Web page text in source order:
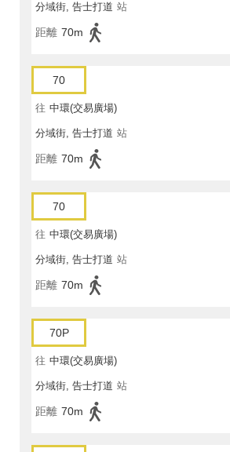
分域街, 告士打道 站
距離 70m
70
往 中環(交易廣場)
分域街, 告士打道 站
距離 70m
70
往 中環(交易廣場)
分域街, 告士打道 站
距離 70m
70P
往 中環(交易廣場)
分域街, 告士打道 站
距離 70m